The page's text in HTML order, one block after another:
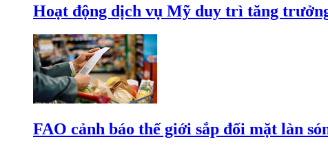
Hoạt động dịch vụ Mỹ duy trì tăng
FAO cảnh báo thế giới sắp đối mặt làn